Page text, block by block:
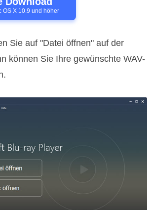
OS X 10.9 und höher
Sie auf "Datei öffnen" auf der
können Sie Ihre gewünschte WAV-